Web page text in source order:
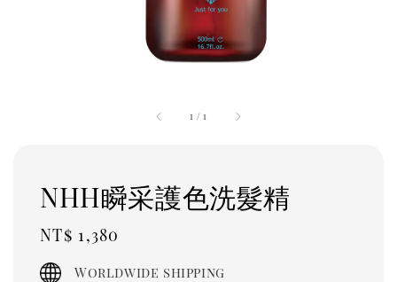
1 /1
NHH瞬采護色洗髮精
Regular
price
NT$ 1,380
Worldwide shipping